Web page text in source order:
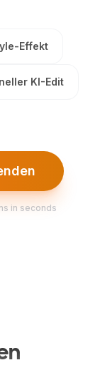
Effekt
KI-Edit
in seconds